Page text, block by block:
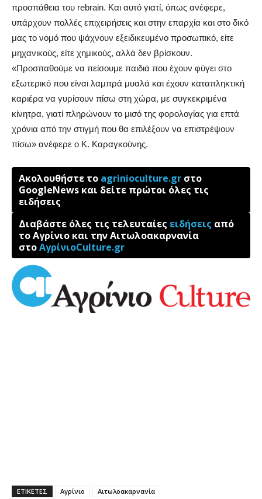
προσπάθεια του rebrain. Και αυτό γιατί, όπως ανέφερε,
υπάρχουν πολλές επιχειρήσεις και στην επαρχία και στο δικό
μας το νομό που ψάχνουν εξειδικευμένο προσωπικό, είτε
μηχανικούς, είτε χημικούς, αλλά δεν βρίσκουν.
«Προσπαθούμε να πείσουμε παιδιά που έχουν φύγει στο
εξωτερικό που είναι λαμπρά μυαλά και έχουν καταπληκτική
καριέρα να γυρίσουν πίσω στη χώρα, με συγκεκριμένα
κίνητρα, γιατί πληρώνουν το μισό της φορολογίας για επτά
χρόνια από την στιγμή που θα επιλέξουν να επιστρέψουν
πίσω» ανέφερε ο Κ. Καραγκούνης.
Ακολουθήστε το agrinioculture.gr στο
GoogleNews και δείτε πρώτοι όλες τις
ειδήσεις
Διαβάστε όλες τις τελευταίες ειδήσεις από
το Αγρίνιο και την Αιτωλοακαρνανία
στοΑγρίνιοCulture.gr
ΕΤΙΚΕΤΕΣ Αγρίνιο Αιτωλοακαρνανία